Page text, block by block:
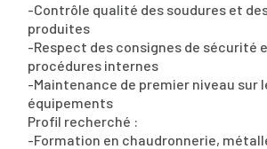
-Contrôle qualité des soudures et
produites
-Respect des consignes de sécurité
procédures internes
-Maintenance de premier niveau sur
équipements
Profil recherché :
-Formation en chaudronnerie,